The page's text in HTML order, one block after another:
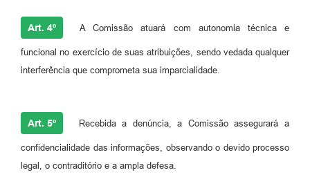
Art. 4º A Comissão atuará com autonomia técnica e
funcional no exercício de suas atribuições, sendo vedada qualquer
interferência que comprometa sua imparcialidade.
Art. 5º Recebida a denúncia, a Comissão assegurará a
confidencialidade das informações, observando o devido processo
legal, o contraditório e a ampla defesa.